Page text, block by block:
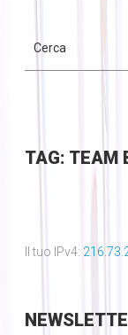
TAG: TEAM
Il tuo IPv4: